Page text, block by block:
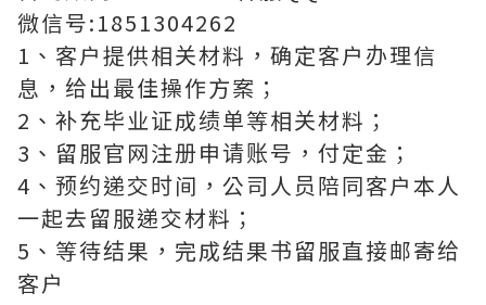
微信号:1851304262
1、客户提供相关材料，确定客户办理信
息，给出最佳操作方案；
2、补充毕业证成绩单等相关材料；
3、留服官网注册申请账号，付定金；
4、预约递交时间，公司人员陪同客户本人
一起去留服递交材料；
5、等待结果，完成结果书留服直接邮寄给
客户